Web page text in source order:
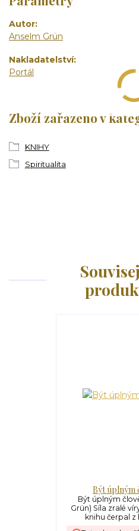
Autor
Anselm Grün
Nakladatelství
Portál
Zboží zařazeno v
KNIHY
Spiritualita
Být úplným
Být úplným
Grün) Síla zralé
knihu čerpal z